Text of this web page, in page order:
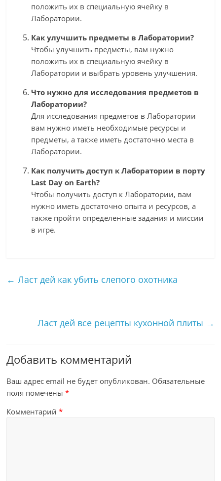
положить их в специальную ячейку в
Лаборатории.
Как улучшить предметы в Лаборатории?
Чтобы улучшить предметы, вам нужно
положить их в специальную ячейку в
Лаборатории и выбрать уровень улучшения.
Что нужно для исследования предметов в
Лаборатории?
Для исследования предметов в Лаборатории
вам нужно иметь необходимые ресурсы и
предметы, а также иметь достаточно места в
Лаборатории.
Как получить доступ к Лаборатории в порту
Last Day on Earth?
Чтобы получить доступ к Лаборатории, вам
нужно иметь достаточно опыта и ресурсов, а
также пройти определенные задания и миссии
в игре.
← Ласт дей как убить слепого охотника
Ласт дей все рецепты кухонной плиты →
Добавить комментарий
Ваш адрес email не будет опубликован. Обязательные
поля помечены*
Комментарий*